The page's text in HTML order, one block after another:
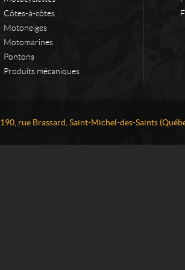
Côtes-à-côtes
Motoneiges
Motomarines
Pontons
Produits mécaniques
190, rue Brassard Saint-Michel-des-Saints